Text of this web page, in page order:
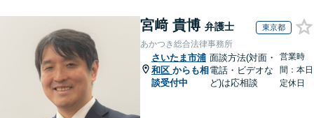
宮﨑 貴博 弁護士 東京都
あかつき総合法律事務所
さいたま市浦
和区 からも相
談受付中
面談方法(対面・
電話・ビデオな
ど)は応相談
営業時
間：本日
定休日